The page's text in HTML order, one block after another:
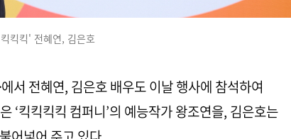
킥킥' 전혜연, 김은호
서 전혜연, 김은호 배우도 이날 행사에 참석하여
‘킥킥킥킥 컴퍼니’의 예능작가 왕조연을, 김은호는